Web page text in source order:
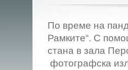
По време на
Рамките“. С
стана в зала
фотографска